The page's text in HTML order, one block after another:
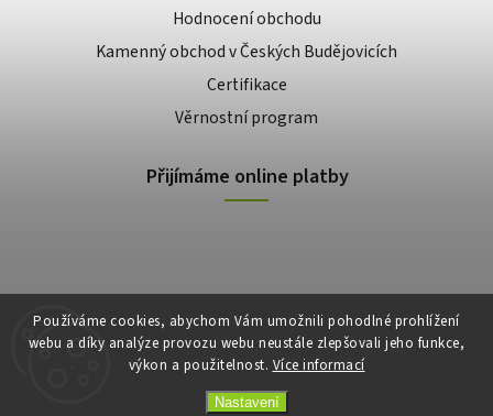
Používáme cookies, abychom Vám umožnili pohodlné prohlížení
webu a díky analýze provozu webu neustále zlepšovali jeho funkce,
výkon a použitelnost. Více informací
Nastavení
Hodnocení obchodu
Kamenný obchod v Českých Budějovicích
Certifikace
Věrnostní program
Přijímáme online platby
Copyright 2026E-shop Slunečnice. Všechna práva vyhrazena.
VytvořilShoptet| Design